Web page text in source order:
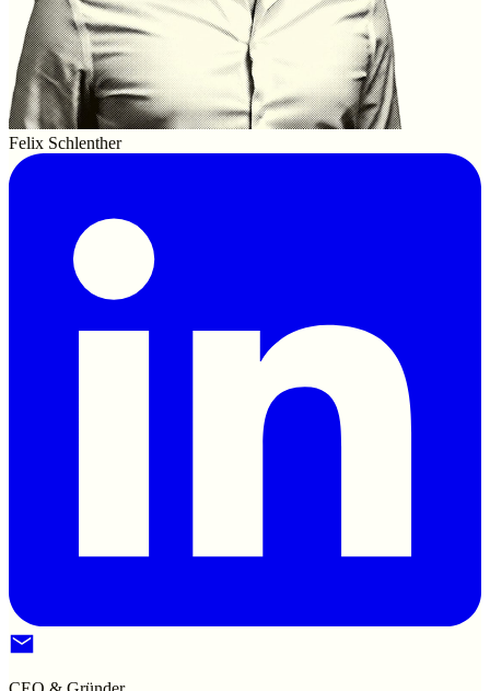
Felix Schlenther